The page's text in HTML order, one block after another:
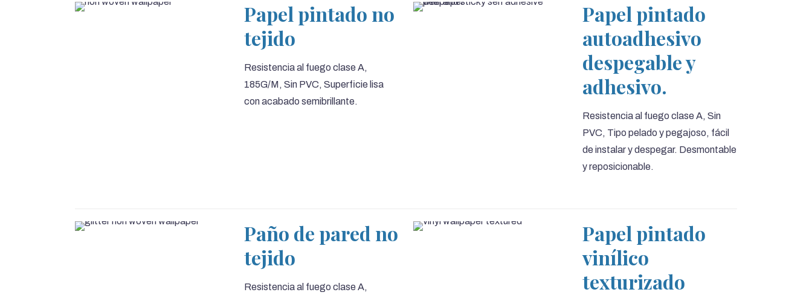
Papel pintado no
tejido
Resistencia al fuego clase A,
185G/M, Sin PVC, Superficie lisa
con acabado semibrillante.
Papel pintado
autoadhesivo
despegable y
adhesivo.
Resistencia al fuego clase A, Sin
PVC, Tipo pelado y pegajoso, fácil
de instalar y despegar. Desmontable
y reposicionable.
Paño de pared no
tejido
Resistencia al fuego clase A,
Papel pintado
vinílico
texturizado